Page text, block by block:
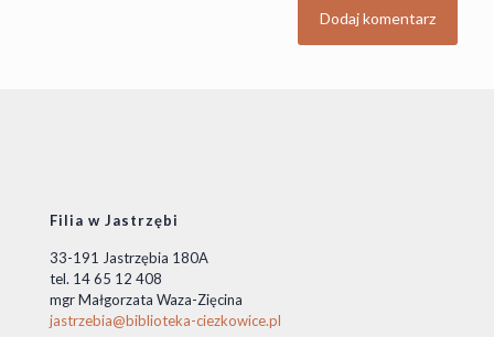
Filia w Jastrzębi
33-191 Jastrzębia 180A
tel. 14 65 12 408
mgr Małgorzata Waza-Zięcina
jastrzebia@biblioteka-ciezkowice.pl